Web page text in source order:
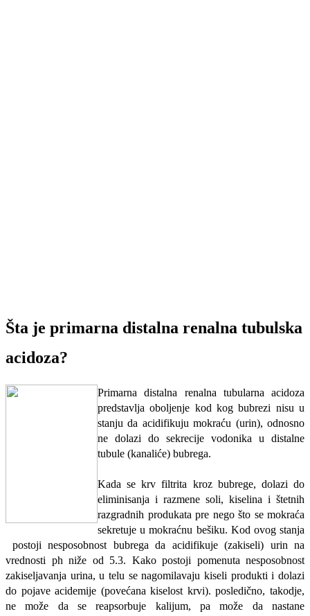
Šta je primarna distalna renalna tubulska
acidoza?
Primarna distalna renalna tubularna acidoza
predstavlja oboljenje kod kog bubrezi nisu u
stanju da acidifikuju mokraću (urin), odnosno
ne dolazi do sekrecije vodonika u distalne
tubule (kanaliće) bubrega.
Kada se krv filtrita kroz bubrege, dolazi do
eliminisanja i razmene soli, kiselina i štetnih
razgradnih produkata pre nego što se mokraća
sekretuje u mokraćnu bešiku. Kod ovog stanja
postoji nesposobnost bubrega da acidifikuje (zakiseli) urin na
vrednosti ph niže od 5.3. Kako postoji pomenuta nesposobnost
zakiseljavanja urina, u telu se nagomilavaju kiseli produkti i dolazi
do pojave acidemije (povećana kiselost krvi). posledično, takodje,
ne može da se reapsorbuje kalijum, pa može da nastane